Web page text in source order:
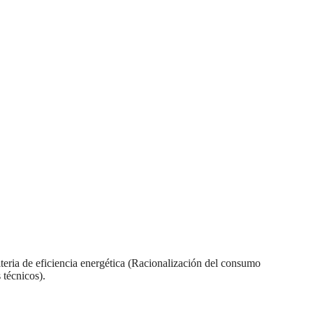
de eficiencia energética (Racionalización del consumo